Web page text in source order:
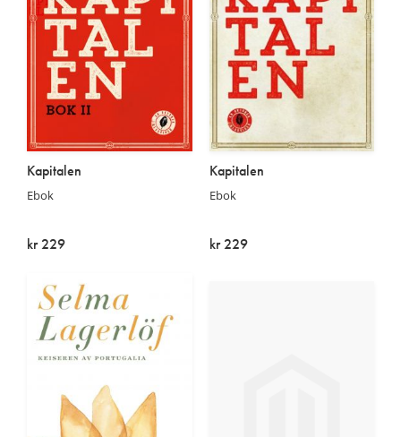
Kapitalen
Ebok
kr 229
Kapitalen
Ebok
kr 229